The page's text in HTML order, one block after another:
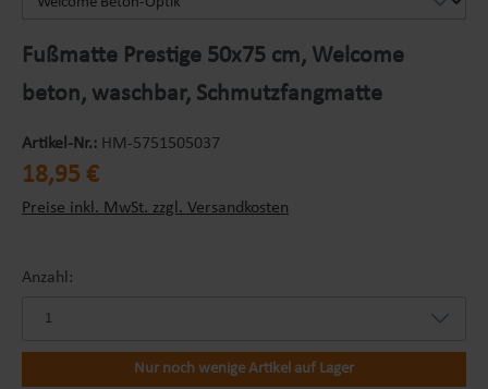
Fußmatte Prestige 50x75 cm, Welcome
beton, waschbar, Schmutzfangmatte
Artikel-Nr.: HM-5751505037
Regulärer Preis:
18,95 €
Preise inkl. MwSt. zzgl. Versandkosten
Anzahl:
Nur noch wenige Artikel auf Lager